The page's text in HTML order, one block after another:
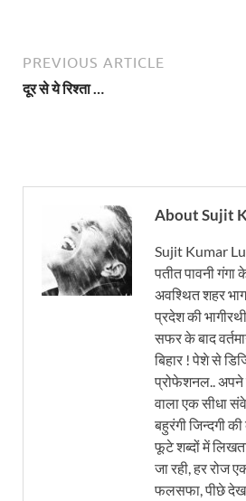
PREVIOUS ARTICLE
दूर से ये रिश्ता …
About Sujit
Sujit Kumar
पतीत पावनी गंगा
अवश्थित शहर
प्रदेश की
सफर के बाद
बिहार ! पेशे से
प्रोफेशनल.. अपने
वाला एक सीधा
बहुरंगी जिन्दगी
फूटे शब्दों में
जा रही, हर रोज
फलसफा, पीछे